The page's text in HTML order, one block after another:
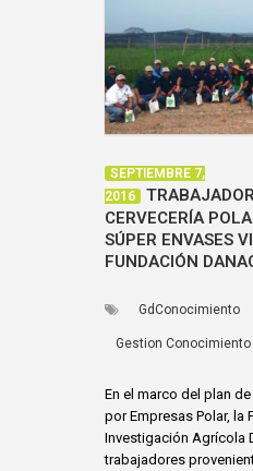
SEPTIEMBRE 7,
2016
CERVECERÍA
SÚPER ENVASES
FUNDACIÓN
GdConocimiento
Gestion Conocimiento
En el marco del plan
por Empresas Polar, la
Investigación Agrícola
trabajadores